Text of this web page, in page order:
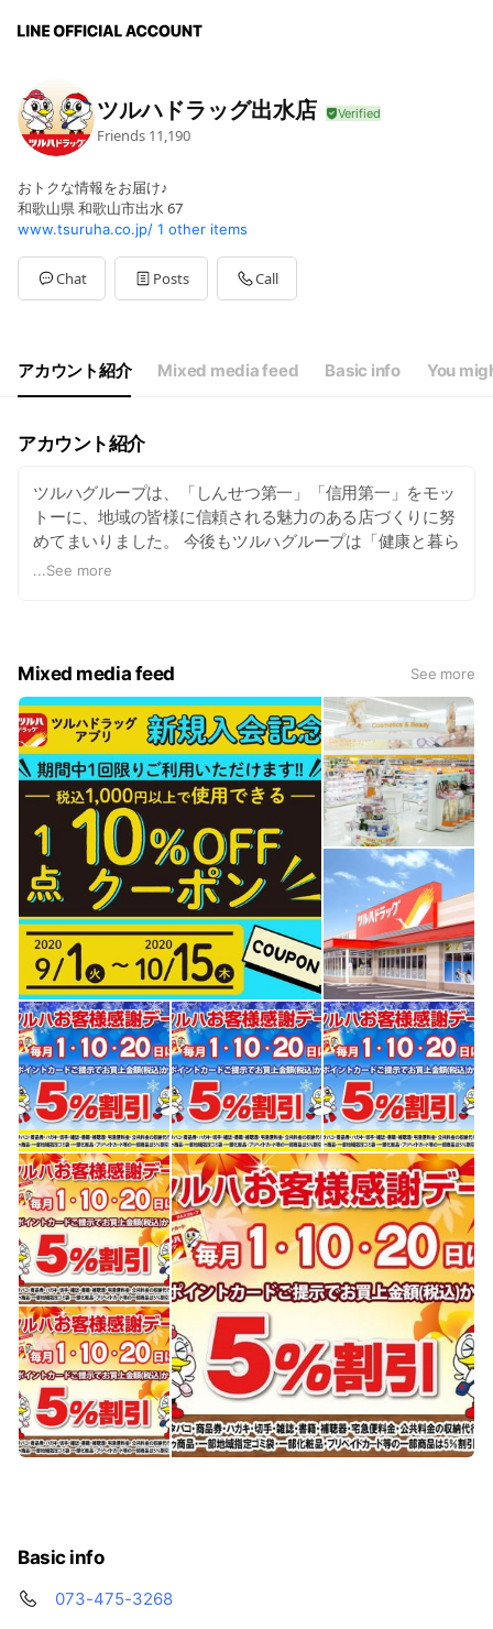
ツルハドラッグ出水店
Friends 11,190
おトクな情報をお届け♪
和歌山県 和歌山市出水 67
www.tsuruha.co.jp/ 1 other items
Chat Posts Call
アカウント紹介 Mixed media feed Basic info You
アカウント紹介
ツルハグループは、「しんせつ第一」「信用第一」をモッ
トーに、地域の皆様に信頼される魅力のある店づくりに努
めてまいりました。 今後もツルハグループは「健康と暮ら
しのパートナー」を合言葉に医薬品から毎日の生活に役立
...See more
Mixed media feed See more
Basic info
073-475-3268